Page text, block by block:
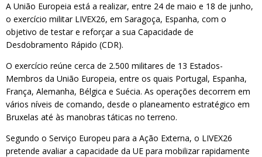
A União Europeia está a realizar, entre 24 de maio e 18 de junho,
o exercício militar LIVEX26, em Saragoça, Espanha, com o
objetivo de testar e reforçar a sua Capacidade de
Desdobramento Rápido (CDR).
O exercício reúne cerca de 2.500 militares de 13 Estados-
Membros da União Europeia, entre os quais Portugal, Espanha,
França, Alemanha, Bélgica e Suécia. As operações decorrem em
vários níveis de comando, desde o planeamento estratégico em
Bruxelas até às manobras táticas no terreno.
Segundo o Serviço Europeu para a Ação Externa, o LIVEX26
pretende avaliar a capacidade da UE para mobilizar rapidamente